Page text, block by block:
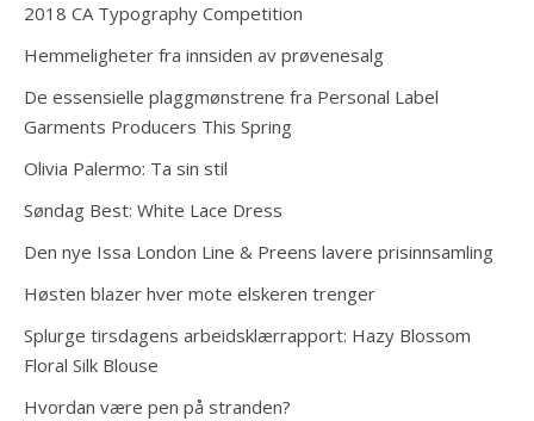
2018 CA Typography Competition
Hemmeligheter fra innsiden av prøvenesalg
De essensielle plaggmønstrene fra Personal Label
Garments Producers This Spring
Olivia Palermo: Ta sin stil
Søndag Best: White Lace Dress
Den nye Issa London Line & Preens lavere prisinnsamling
Høsten blazer hver mote elskeren trenger
Splurge tirsdagens arbeidsklærrapport: Hazy Blossom
Floral Silk Blouse
Hvordan være pen på stranden?